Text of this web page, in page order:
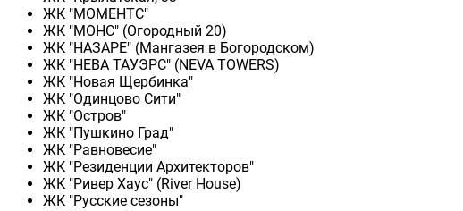
ЖК "МОМЕНТС"
ЖК "МОНС" (Огородный 20)
ЖК "НАЗАРЕ" (Мангазея в Богородском)
ЖК "НЕВА ТАУЭРС" (NEVA TOWERS)
ЖК "Новая Щербинка"
ЖК "Одинцово Сити"
ЖК "Остров"
ЖК "Пушкино Град"
ЖК "Равновесие"
ЖК "Резиденции Архитекторов"
ЖК "Ривер Хаус" (River Нouse)
ЖК "Русские сезоны"